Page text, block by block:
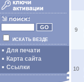
ИСКАТЬ ВЕЗДЕ
Для печати
Карта сайта
Ссылки
9
10